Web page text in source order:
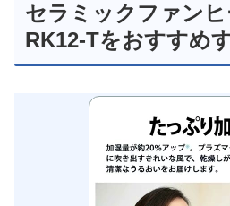
セラミックファン
RK12-Tをおすすめ